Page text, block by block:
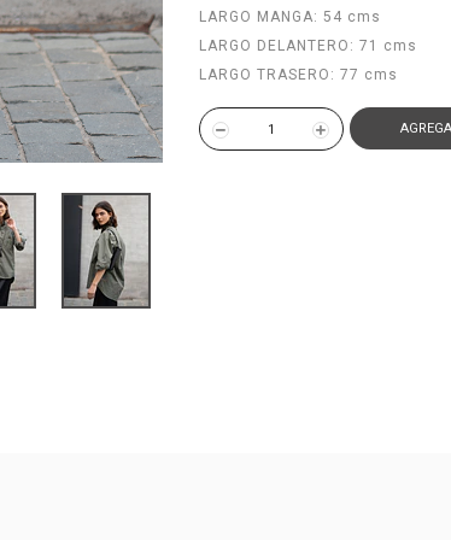
LARGO MANGA: 54 cms
LARGO DELANTERO: 71 cms
LARGO TRASERO: 77 cms